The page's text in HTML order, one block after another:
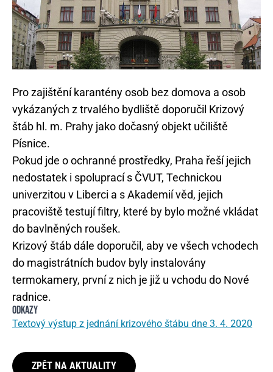
Pro zajištění karantény osob bez domova a osob
vykázaných z trvalého bydliště doporučil Krizový
štáb hl. m. Prahy jako dočasný objekt učiliště
Písnice.
Pokud jde o ochranné prostředky, Praha řeší jejich
nedostatek i spoluprací s ČVUT, Technickou
univerzitou v Liberci a s Akademií věd, jejich
pracoviště testují filtry, které by bylo možné vkládat
do bavlněných roušek.
Krizový štáb dále doporučil, aby ve všech vchodech
do magistrátních budov byly instalovány
termokamery, první z nich je již u vchodu do Nové
radnice.
ODKAZY
Textový výstup z jednání krizového štábu dne 3. 4. 2020
ZPĚT NA AKTUALITY